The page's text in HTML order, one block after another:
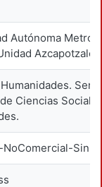
Autónoma
Ciencias